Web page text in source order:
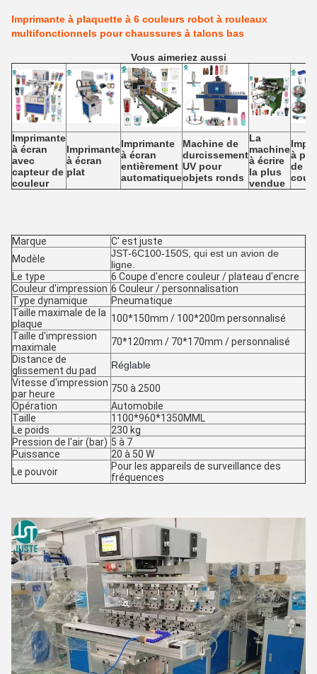
Imprimante à plaquette à 6 couleurs robot à rouleaux
multifonctionnels pour chaussures à talons bas
Vous aimeriez aussi
Imprimante
à écran
avec
capteur de
couleur
Imprimante
à écran
plat
Imprimante
à écran
entièrement
automatique
Machine de
durcissement
UV pour
objets ronds
La
machine
à écrire
la plus
vendue
à
de
Marque
C' est juste
Modèle
JST-6C100-150S, qui est un avion de
ligne.
Le type
6 Coupe d'encre couleur / plateau d'encre
Couleur d'impression 6 Couleur / personnalisation
Type dynamique
Pneumatique
Taille maximale de la
plaque
100*150mm / 100*200m personnalisé
Taille d'impression
maximale
70*120mm / 70*170mm / personnalisé
Distance de
glissement du pad
Réglable
Vitesse d'impression
par heure
750 à 2500
Opération
Automobile
Taille
1100*960*1350MML
Le poids
230 kg
Pression de l'air (bar) 5 à 7
Puissance
20 à 50 W
Le pouvoir
Pour les appareils de surveillance des
fréquences